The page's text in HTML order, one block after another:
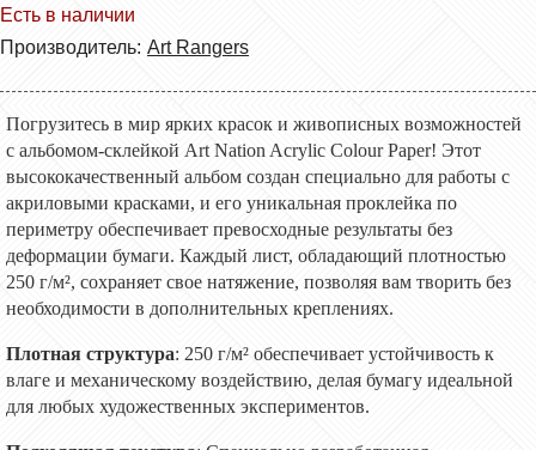
Есть в наличии
Производитель: Art Rangers
Погрузитесь в мир ярких красок и живописных возможностей
с альбомом-склейкой Art Nation Acrylic Colour Paper! Этот
высококачественный альбом создан специально для работы с
акриловыми красками, и его уникальная проклейка по
периметру обеспечивает превосходные результаты без
деформации бумаги. Каждый лист, обладающий плотностью
250 г/м², сохраняет свое натяжение, позволяя вам творить без
необходимости в дополнительных креплениях.
Плотная структура: 250 г/м² обеспечивает устойчивость к
влаге и механическому воздействию, делая бумагу идеальной
для любых художественных экспериментов.